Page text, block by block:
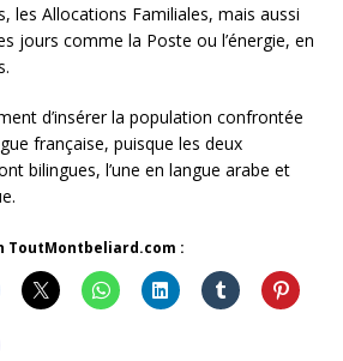
les Allocations Familiales, mais aussi
jours comme la Poste ou l’énergie, en
d’insérer la population confrontée
française, puisque les deux
bilingues, l’une en langue arabe et
: